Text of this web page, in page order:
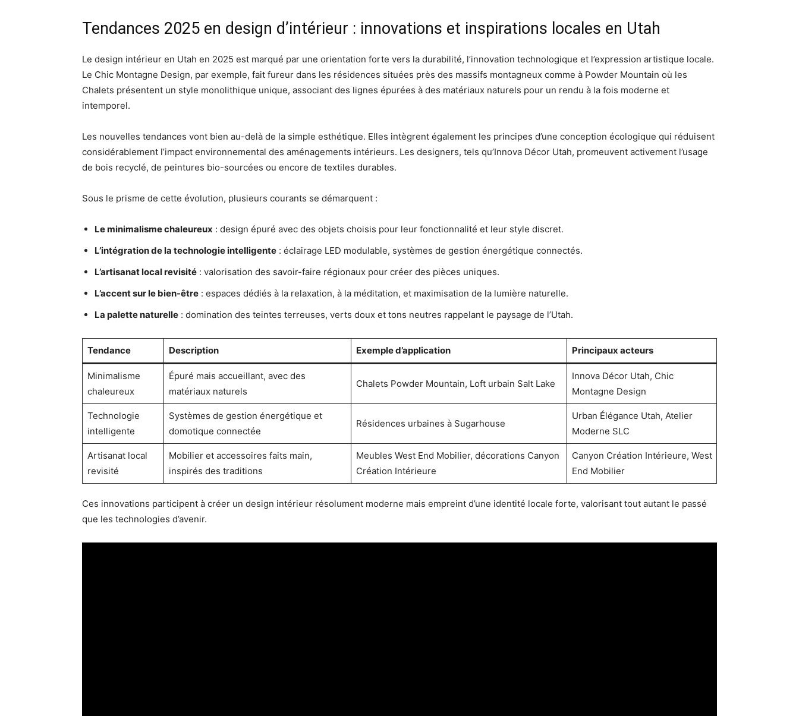
Tendances 2025 en design d’intérieur : innovations et inspirations locales en Utah
Le design intérieur en Utah en 2025 est marqué par une orientation forte vers la durabilité, l’innovation technologique et l’expression artistique locale.
Le Chic Montagne Design, par exemple, fait fureur dans les résidences situées près des massifs montagneux comme à Powder Mountain où les
Chalets présentent un style monolithique unique, associant des lignes épurées à des matériaux naturels pour un rendu à la fois moderne et
intemporel.
Les nouvelles tendances vont bien au-delà de la simple esthétique. Elles intègrent également les principes d’une conception écologique qui réduisent
considérablement l’impact environnemental des aménagements intérieurs. Les designers, tels qu’Innova Décor Utah, promeuvent activement l’usage
de bois recyclé, de peintures bio-sourcées ou encore de textiles durables.
Sous le prisme de cette évolution, plusieurs courants se démarquent :
Le minimalisme chaleureux : design épuré avec des objets choisis pour leur fonctionnalité et leur style discret.
L’intégration de la technologie intelligente : éclairage LED modulable, systèmes de gestion énergétique connectés.
L’artisanat local revisité : valorisation des savoir-faire régionaux pour créer des pièces uniques.
L’accent sur le bien-être : espaces dédiés à la relaxation, à la méditation, et maximisation de la lumière naturelle.
La palette naturelle : domination des teintes terreuses, verts doux et tons neutres rappelant le paysage de l’Utah.
Tendance Description Exemple d’application Principaux acteurs
Minimalisme
chaleureux
Épuré mais accueillant, avec des
matériaux naturels
Chalets Powder Mountain, Loft urbain Salt Lake
Innova Décor Utah, Chic
Montagne Design
Technologie
intelligente
Systèmes de gestion énergétique et
domotique connectée
Résidences urbaines à Sugarhouse
Urban Élégance Utah, Atelier
Moderne SLC
Artisanat local
revisité
Mobilier et accessoires faits main,
inspirés des traditions
Meubles West End Mobilier, décorations Canyon
Création Intérieure
Canyon Création Intérieure, West
End Mobilier
Ces innovations participent à créer un design intérieur résolument moderne mais empreint d’une identité locale forte, valorisant tout autant le passé
que les technologies d’avenir.